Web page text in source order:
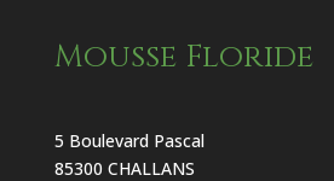
Mousse Floride
5 Boulevard Pascal
85300 CHALLANS